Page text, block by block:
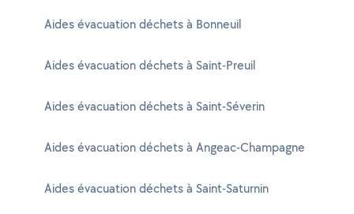
Aides évacuation déchets à Bonneuil
Aides évacuation déchets à Saint-Preuil
Aides évacuation déchets à Saint-Séverin
Aides évacuation déchets à Angeac-Champagne
Aides évacuation déchets à Saint-Saturnin